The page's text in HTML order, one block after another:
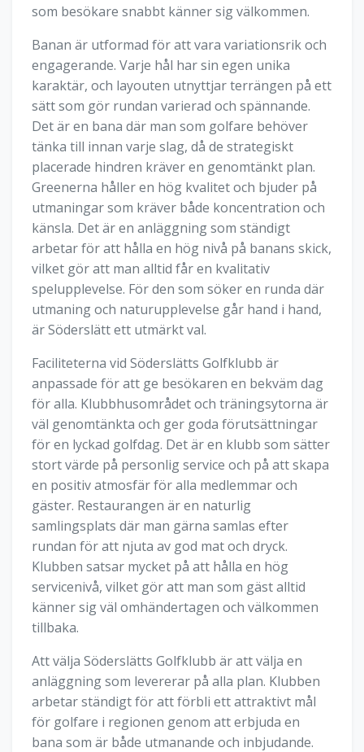
som besökare snabbt känner sig välkommen.
Banan är utformad för att vara variationsrik och
engagerande. Varje hål har sin egen unika
karaktär, och layouten utnyttjar terrängen på ett
sätt som gör rundan varierad och spännande.
Det är en bana där man som golfare behöver
tänka till innan varje slag, då de strategiskt
placerade hindren kräver en genomtänkt plan.
Greenerna håller en hög kvalitet och bjuder på
utmaningar som kräver både koncentration och
känsla. Det är en anläggning som ständigt
arbetar för att hålla en hög nivå på banans skick,
vilket gör att man alltid får en kvalitativ
spelupplevelse. För den som söker en runda där
utmaning och naturupplevelse går hand i hand,
är Söderslätt ett utmärkt val.
Faciliteterna vid Söderslätts Golfklubb är
anpassade för att ge besökaren en bekväm dag
för alla. Klubbhusområdet och träningsytorna är
väl genomtänkta och ger goda förutsättningar
för en lyckad golfdag. Det är en klubb som sätter
stort värde på personlig service och på att skapa
en positiv atmosfär för alla medlemmar och
gäster. Restaurangen är en naturlig
samlingsplats där man gärna samlas efter
rundan för att njuta av god mat och dryck.
Klubben satsar mycket på att hålla en hög
servicenivå, vilket gör att man som gäst alltid
känner sig väl omhändertagen och välkommen
tillbaka.
Att välja Söderslätts Golfklubb är att välja en
anläggning som levererar på alla plan. Klubben
arbetar ständigt för att förbli ett attraktivt mål
för golfare i regionen genom att erbjuda en
bana som är både utmanande och inbjudande.